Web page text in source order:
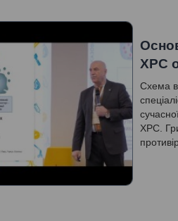
ХРС
Схема
ХРС.